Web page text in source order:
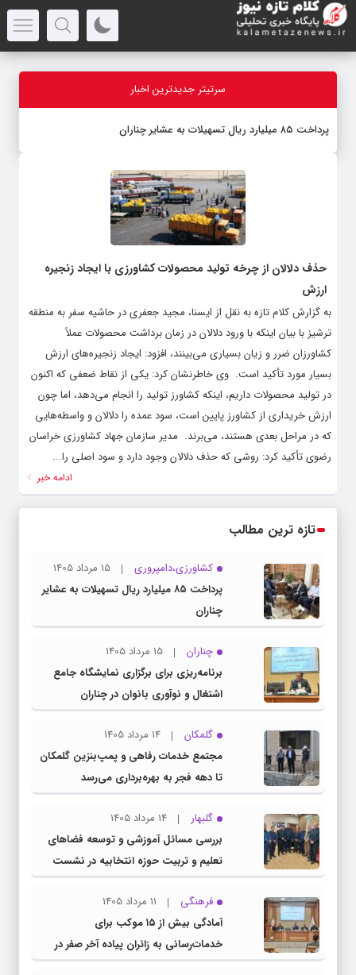
سرتیتر جدیدترین اخبار
پرداخت ۸۵ میلیارد ریال تسهیلات به عشایر چناران
حذف دلالان از چرخه تولید محصولات کشاورزی با ایجاد زنجیره
ارزش
به گزارش کلام تازه به نقل از ایسنا، مجید جعفری در حاشیه سفر به منطقه
ترشیز با بیان اینکه با ورود دلالان در زمان برداشت محصولات عملاً
کشاورزان ضرر و زیان بسیاری می‌بینند، افزود: ایجاد زنجیره‌های ارزش
بسیار مورد تأکید است. ‌ وی خاطرنشان کرد: یکی از نقاط ضعفی که اکنون
در تولید محصولات داریم، اینکه کشاورز تولید را انجام می‌دهد، اما چون
ارزش خریداری از کشاورز پایین است، سود عمده را دلالان و واسطه‌هایی
که در مراحل بعدی هستند، می‌برند. ‌ مدیر سازمان جهاد کشاورزی خراسان
رضوی تأکید کرد: روشی که حذف دلالان وجود دارد و سود اصلی را...
ادامه خبر
تازه ترین مطالب
کشاورزی،دامپروری
15 مرداد 1405
پرداخت ۸۵ میلیارد ریال تسهیلات به عشایر
چناران
چناران
15 مرداد 1405
برنامه‌ریزی برای برگزاری نمایشگاه جامع
اشتغال و نوآوری بانوان در چناران
گلمکان
14 مرداد 1405
مجتمع خدمات رفاهی و پمپ‌بنزین گلمکان
تا دهه فجر به بهره‌برداری می‌رسد
گلبهار
14 مرداد 1405
بررسی مسائل آموزشی و توسعه فضاهای
تعلیم و تربیت حوزه انتخابیه در نشست
مشترک عضو کمیسیون آموزش مجلس با
مدیرکل آموزش و پرورش خراسان رضوی
فرهنگی
11 مرداد 1405
آمادگی بیش از ۱۵ موکب برای
خدمات‌رسانی به زائران پیاده آخر صفر در
شهرستان چناران